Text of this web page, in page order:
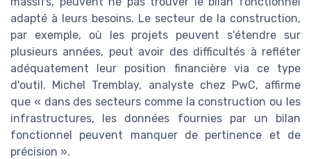
adapté à leurs besoins. Le secteur de la construction,
par exemple, où les projets peuvent s'étendre sur
plusieurs années, peut avoir des difficultés à refléter
adéquatement leur position financière via ce type
d'outil. Michel Tremblay, analyste chez PwC, affirme
que « dans des secteurs comme la construction ou les
infrastructures, les données fournies par un bilan
fonctionnel peuvent manquer de pertinence et de
précision ».